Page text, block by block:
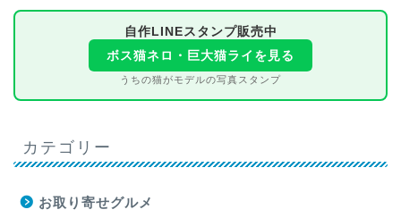
自作LINEスタンプ販売中
ボス猫ネロ・巨大猫ライを見る
うちの猫がモデルの写真スタンプ
カテゴリー
お取り寄せグルメ